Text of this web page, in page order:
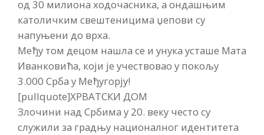
од 30 милиона ходочасника, а ондашњим
католичким свештеницима џепови су
напуњени до врха.
Међу том децом нашла се и унука усташе Мата
Иванковића, који је учествовао у покољу
3.000 Срба у Међугорју!
[pullquote]ХРВАТСКИ ДОМ
Злочини над Србима у 20. веку често су
служили за градњу националног идентитета